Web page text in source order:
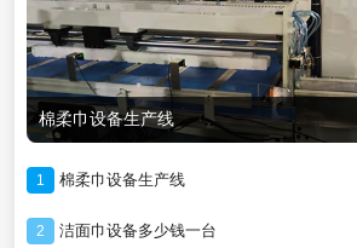
棉柔巾设备生产线
1 棉柔巾设备生产线
2 洁面巾设备多少钱一台